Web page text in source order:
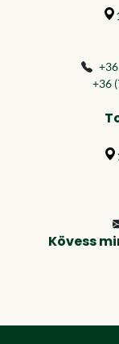
+36
Kövess